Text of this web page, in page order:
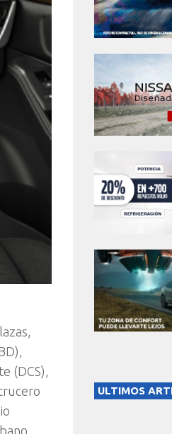
(DCS),
ULTIMOS